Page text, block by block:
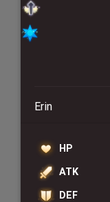
Erin
HP
ATK
DEF